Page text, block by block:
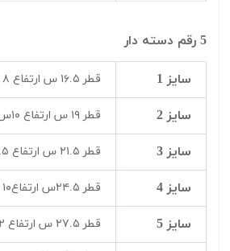
5 رقم دسته دار
سایز 1 قطر ۱۶.۵ س ارتفاع ۸ س
سایز 2 قطر ۱۹ س ارتفاع ۱۰س
سایز 3 قطر ۲۱.۵ س ارتفاع ۹.۵ س
سایز 4 قطر ۲۴.۵س ارتفاع۱۰ س
سایز 5 قطر ۲۷.۵ س ارتفاع ۱۲ س